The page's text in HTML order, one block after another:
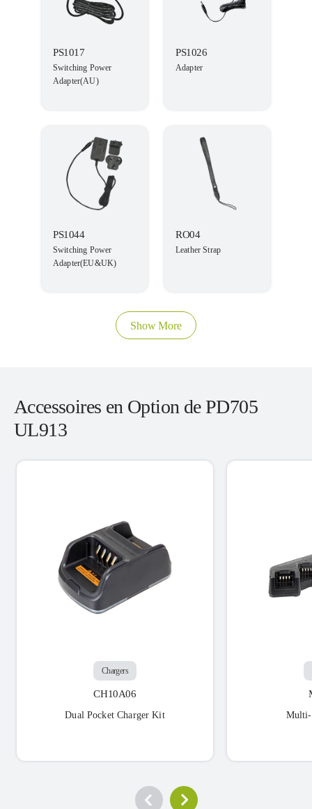
PS1017
Switching Power
Adapter(AU)
PS1026
Adapter
PS1044
Switching Power
Adapter(EU&UK)
RO04
Leather Strap
Show More
Accessoires en Option de PD705
UL913
Chargers
CH10A06
Dual Pocket Charger Kit Multi-